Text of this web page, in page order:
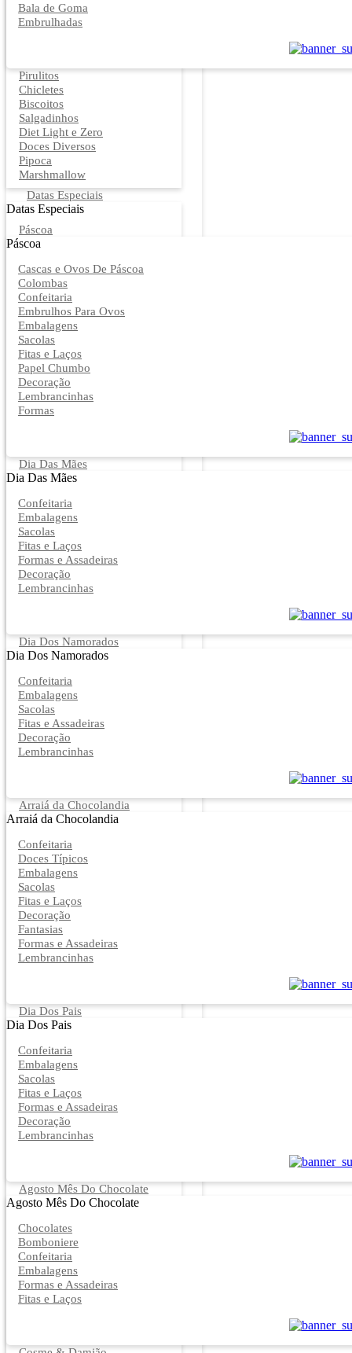
Bala de Goma
Embrulhadas
Pirulitos
Chicletes
Biscoitos
Salgadinhos
Diet Light e Zero
Doces Diversos
Pipoca
Marshmallow
Datas Especiais
Datas Especiais
Páscoa
Páscoa
Cascas e Ovos De Páscoa
Colombas
Confeitaria
Embrulhos Para Ovos
Embalagens
Sacolas
Fitas e Laços
Papel Chumbo
Decoração
Lembrancinhas
Formas
Dia Das Mães
Dia Das Mães
Confeitaria
Embalagens
Sacolas
Fitas e Laços
Formas e Assadeiras
Decoração
Lembrancinhas
Dia Dos Namorados
Dia Dos Namorados
Confeitaria
Embalagens
Sacolas
Fitas e Assadeiras
Decoração
Lembrancinhas
Arraiá da Chocolandia
Arraiá da Chocolandia
Confeitaria
Doces Típicos
Embalagens
Sacolas
Fitas e Laços
Decoração
Fantasias
Formas e Assadeiras
Lembrancinhas
Dia Dos Pais
Dia Dos Pais
Confeitaria
Embalagens
Sacolas
Fitas e Laços
Formas e Assadeiras
Decoração
Lembrancinhas
Agosto Mês Do Chocolate
Agosto Mês Do Chocolate
Chocolates
Bomboniere
Confeitaria
Embalagens
Formas e Assadeiras
Fitas e Laços